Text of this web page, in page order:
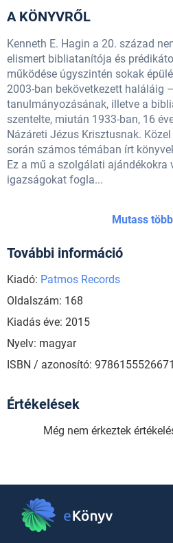
A KÖNYVRŐL
Kenneth E. Hagin a 20. század
elismert bibliatanítója és
működése úgyszintén sokak
2003-ban bekövetkezett haláláig
tanulmányozásának, illetve a
szentelte, miután 1933-ban, 16
Názáreti Jézus Krisztusnak.
során számos témában írt
Ez a mű a szolgálati ajándékokra
igazságokat fogla...
Mutass
További információ
Kiadó: Patmos Records
Oldalszám: 168
Kiadás éve: 2015
Nyelv: magyar
ISBN / azonosító: 9786155526671
Értékelések
Még nem érkeztek